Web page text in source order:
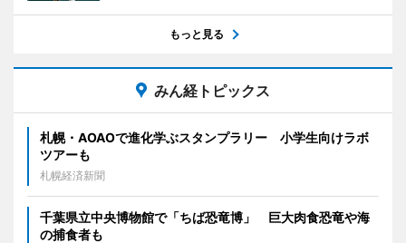
もっと見る
みん経トピックス
札幌・AOAOで進化学ぶスタンプラリー 小学生向けラボ
ツアーも
札幌経済新聞
千葉県立中央博物館で「ちば恐竜博」 巨大肉食恐竜や海
の捕食者も